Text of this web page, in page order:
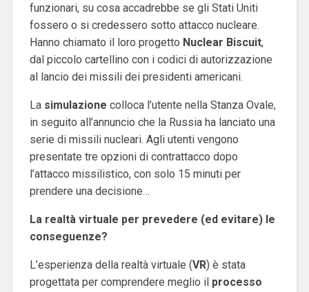
funzionari, su cosa accadrebbe se gli Stati Uniti
fossero o si credessero sotto attacco nucleare.
Hanno chiamato il loro progetto Nuclear Biscuit,
dal piccolo cartellino con i codici di autorizzazione
al lancio dei missili dei presidenti americani.
La simulazione colloca l’utente nella Stanza Ovale,
in seguito all’annuncio che la Russia ha lanciato una
serie di missili nucleari. Agli utenti vengono
presentate tre opzioni di contrattacco dopo
l’attacco missilistico, con solo 15 minuti per
prendere una decisione…
La realtà virtuale per prevedere (ed evitare) le
conseguenze?
L’esperienza della realtà virtuale (VR) è stata
progettata per comprendere meglio il processo